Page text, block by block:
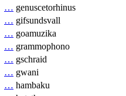
… genuscetorhinus
… gifsundsvall
… goamuzika
… grammophono
… gschraid
… gwani
… hambaku